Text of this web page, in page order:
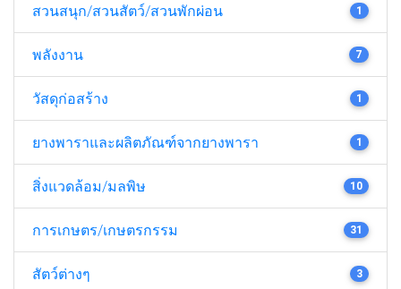
สวนสนุก/สวนสัตว์/สวนพักผ่อน 1
พลังงาน 7
วัสดุก่อสร้าง 1
ยางพาราและผลิตภัณฑ์จากยางพารา 1
สิ่งแวดล้อม/มลพิษ 10
การเกษตร/เกษตรกรรม 31
สัตว์ต่างๆ 3